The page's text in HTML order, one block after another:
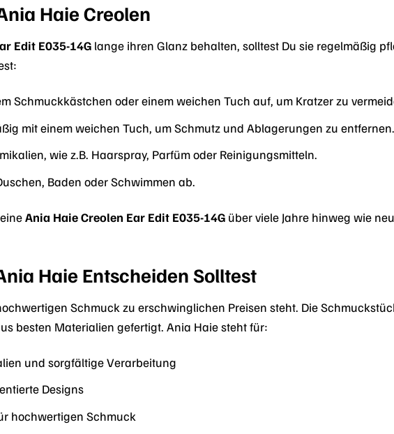
Haie Creolen
Edit E035-14G lange ihren Glanz behalten, solltest Du sie regelmäßig
Schmuckkästchen oder einem weichen Tuch auf, um Kratzer zu
mit einem weichen Tuch, um Schmutz und Ablagerungen zu entfernen.
wie z.B. Haarspray, Parfüm oder Reinigungsmitteln.
Baden oder Schwimmen ab.
Ania Haie Creolen Ear Edit E035-14G über viele Jahre hinweg wie
Haie Entscheiden Solltest
Schmuck zu erschwinglichen Preisen steht. Die
besten Materialien gefertigt. Ania Haie steht für:
und sorgfältige Verarbeitung
Designs
hochwertigen Schmuck